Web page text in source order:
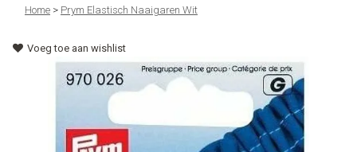
Machines
Accessoires
Stoffen
Home > Prym Elastisch Naaigaren Wit
Voeg toe aan wishlist